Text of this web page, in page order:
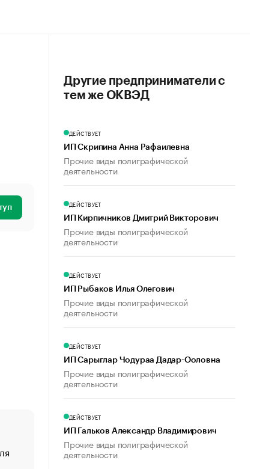
«От спорта тело стареет иначе». Как живет глава
создавшей GTA
Другие предприниматели с
тем же ОКВЭД
ДЕЙСТВУЕТ
ИП Скрипина Анна Рафаилевна
Прочие виды полиграфической
деятельности
ДЕЙСТВУЕТ
ИП Кирпичников Дмитрий Викторович
Прочие виды полиграфической
деятельности
ДЕЙСТВУЕТ
ИП Рыбаков Илья Олегович
Прочие виды полиграфической
деятельности
ДЕЙСТВУЕТ
ИП Сарыглар Чодураа Дадар-Ооловна
Прочие виды полиграфической
деятельности
ДЕЙСТВУЕТ
ИП Гальков Александр Владимирович
Прочие виды полиграфической
деятельности